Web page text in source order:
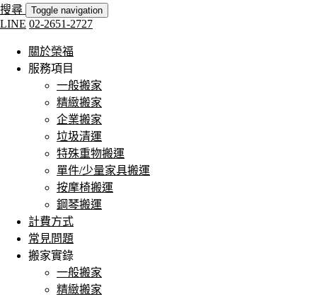
搜尋 Toggle navigation
LINE 02-2651-2727
關於榮福
服務項目
一般搬家
精緻搬家
企業搬家
垃圾清運
特殊重物搬運
單件/少量家具搬運
按摩椅搬運
鋼琴搬運
計費方式
常見問題
搬家實錄
一般搬家
精緻搬家